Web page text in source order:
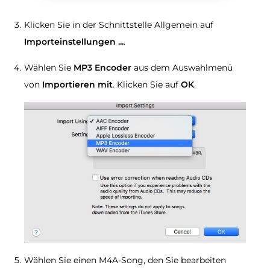
Klicken Sie in der Schnittstelle Allgemein auf
Importeinstellungen​ ....
Wählen Sie MP3 Encoder aus dem Auswahlmenü
von Importieren mit. Klicken Sie auf OK.
Wählen Sie einen M4A-Song, den Sie bearbeiten